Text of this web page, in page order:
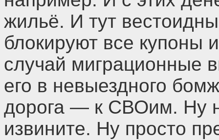
жильё. И тут
блокируют все купоны
случай миграционные
его в невыездного
дорога — к СВОим. Ну
извините. Ну просто